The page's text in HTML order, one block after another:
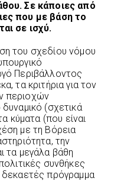
Σε κάποιες από
που με βάση το
σε ισχύ.
του σχεδίου νόμου
Περιβάλλοντος
τα κριτήρια για τον
περιοχών
(σχετικά
κύματα (που είναι
με τη Βόρεια
την
τα μεγάλα βάθη
συνθήκες
δεκαετές πρόγραμμα